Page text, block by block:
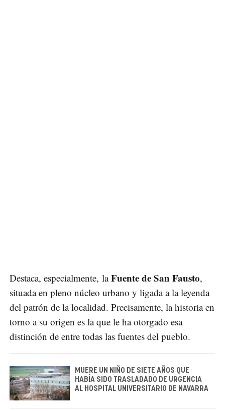
Destaca, especialmente, laFuente de San Fausto,
situada en pleno núcleo urbano y ligada a la leyenda
del patrón de la localidad. Precisamente, la historia en
torno a su origen es la que le ha otorgado esa
distinción de entre todas las fuentes del pueblo.
MUERE UN NIÑO DE SIETE AÑOS QUE
HABÍA SIDO TRASLADADO DE URGENCIA
AL HOSPITAL UNIVERSITARIO DE NAVARRA